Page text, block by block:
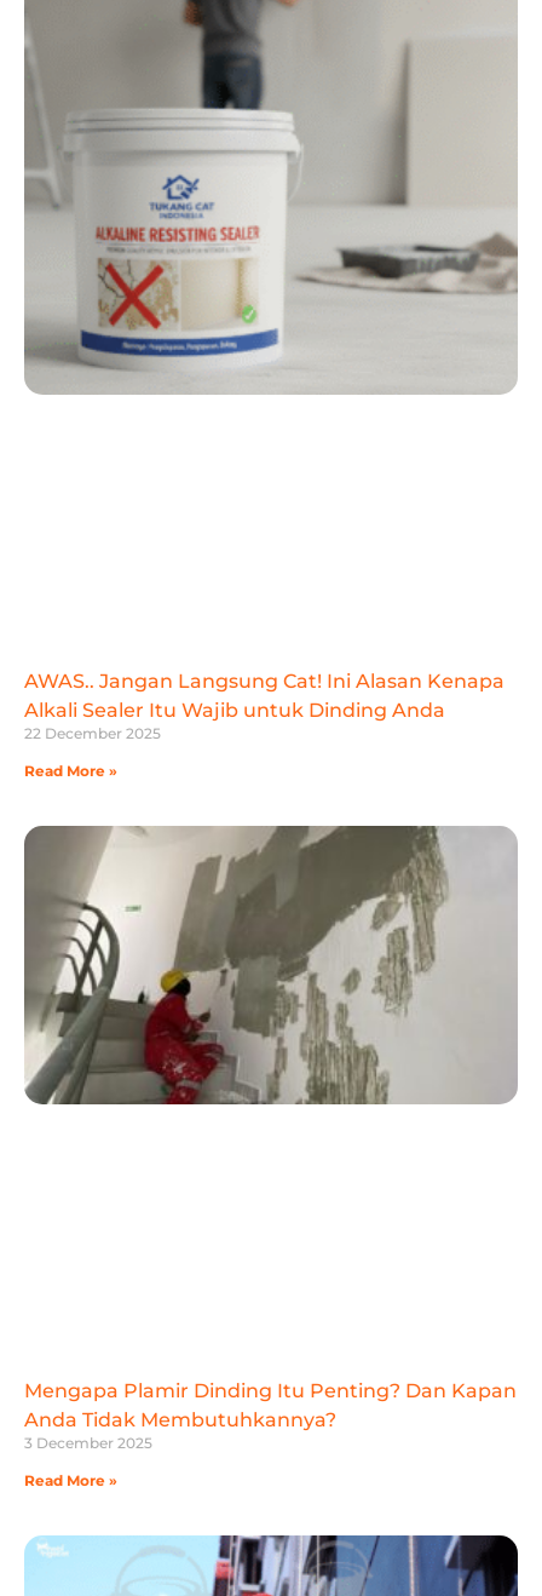
AWAS.. Jangan Langsung Cat! Ini Alasan Kenapa
Alkali Sealer Itu Wajib untuk Dinding Anda
22 December 2025
Read More »
Mengapa Plamir Dinding Itu Penting? Dan Kapan
Anda Tidak Membutuhkannya?
3 December 2025
Read More »